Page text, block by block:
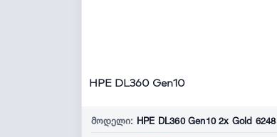
HPE DL360 Gen10
მოდელი: HPE DL360 Gen10 2x Gold 6248